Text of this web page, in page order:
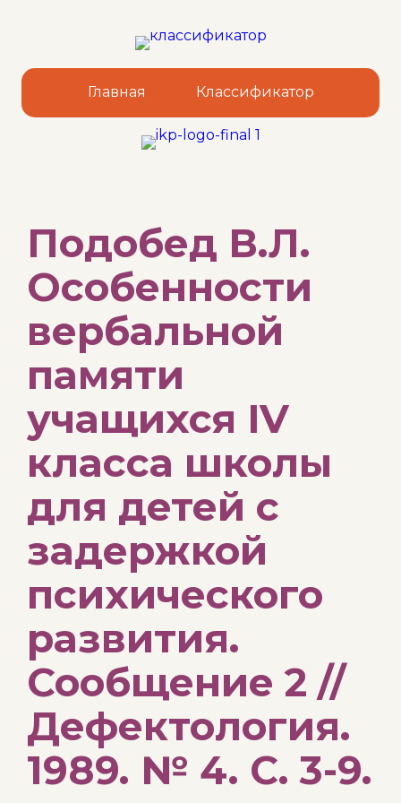
Главная Классификатор
Подобед В.Л.
Особенности
вербальной
памяти
учащихся IV
класса школы
для детей с
задержкой
психического
развития.
Сообщение 2 //
Дефектология.
1989. № 4. С. 3-9.